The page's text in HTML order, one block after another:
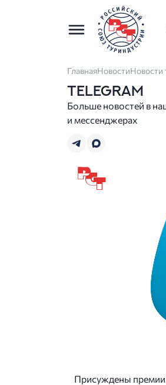
ГлавнаяНовостиНовости
TELEGRAM
Больше новостей в
и мессенджерах
Присуждены премии